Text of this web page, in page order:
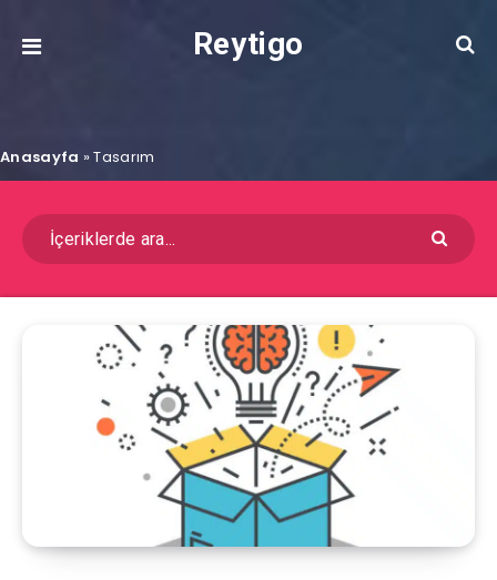
Reytigo
Anasayfa »Tasarım